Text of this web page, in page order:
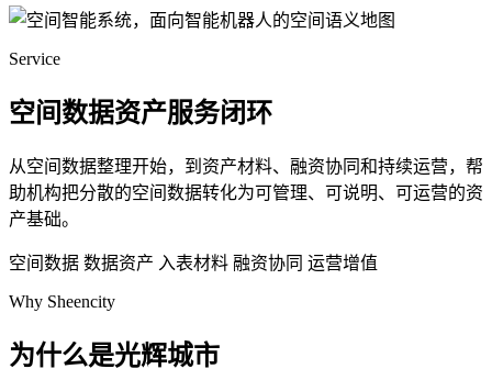
Service
空间数据资产服务闭环
从空间数据整理开始，到资产材料、融资协同和持续运营，帮
助机构把分散的空间数据转化为可管理、可说明、可运营的资
产基础。
空间数据 数据资产 入表材料 融资协同 运营增值
Why Sheencity
为什么是光辉城市